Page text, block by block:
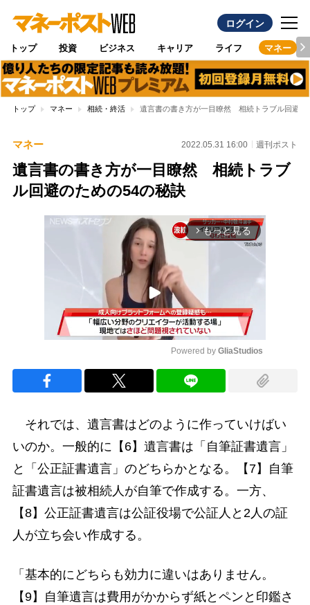
ログイン
トップ 投資 ビジネス キャリア ライフ マネー
トップ マネー 相続・終活 遺言書の書き方が一目瞭然 相続トラブル回避の
マネー 2022.05.31 16:00 週刊ポスト
遺言書の書き方が一目瞭然 相続トラブ
ル回避のための54の秘訣
arrow_forward_ios もっと見る
Powered by GliaStudios
それでは、遺言書はどのように作っていけばい
いのか。一般的に【6】遺言書は「自筆証書遺言」
と「公正証書遺言」のどちらかとなる。【7】自筆
証書遺言は被相続人が自筆で作成する。一方、
【8】公正証書遺言は公証役場で公証人と2人の証
人が立ち会い作成する。
「基本的にどちらも効力に違いはありません。
【9】自筆遺言は費用がかからず紙とペンと印鑑さ